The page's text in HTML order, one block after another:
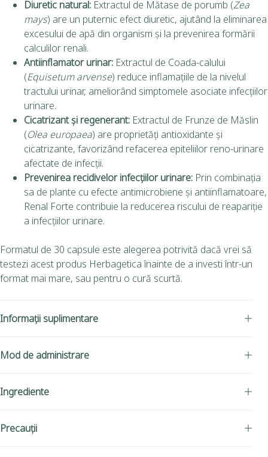
Diuretic natural: Extractul de Mătase de porumb (Zea
mays) are un puternic efect diuretic, ajutând la eliminarea
excesului de apă din organism și la prevenirea formării
calculilor renali.
Antiinflamator urinar: Extractul de Coada-calului
(Equisetum arvense) reduce inflamațiile de la nivelul
tractului urinar, ameliorând simptomele asociate infecțiilor
urinare.
Cicatrizant și regenerant: Extractul de Frunze de Măslin
(Olea europaea) are proprietăți antioxidante și
cicatrizante, favorizând refacerea epiteliilor reno-urinare
afectate de infecții.
Prevenirea recidivelor infecțiilor urinare: Prin combinația
sa de plante cu efecte antimicrobiene și antiinflamatoare,
Renal Forte contribuie la reducerea riscului de reapariție
a infecțiilor urinare.
Formatul de 30 capsule este alegerea potrivită dacă vrei să
testezi acest produs Herbagetica înainte de a investi într-un
format mai mare, sau pentru o cură scurtă.
Informații suplimentare
Mod de administrare
Ingrediente
Precauții